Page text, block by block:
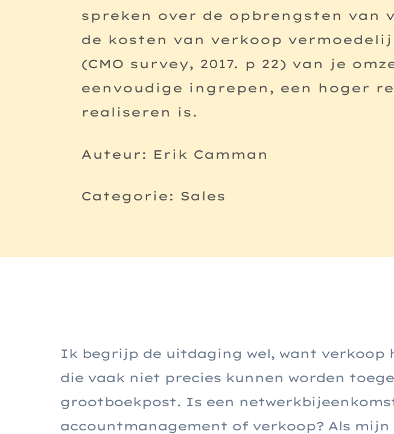
spreken over de opbrengsten van
de kosten van verkoop
(CMO survey, 2017. p 22) van je
eenvoudige ingrepen, een hoger
realiseren is.
Auteur: Erik Camman
Categorie: Sales
Ik begrijp de uitdaging wel, want verkoop
die vaak niet precies kunnen worden
grootboekpost. Is een
accountmanagement of verkoop? Als